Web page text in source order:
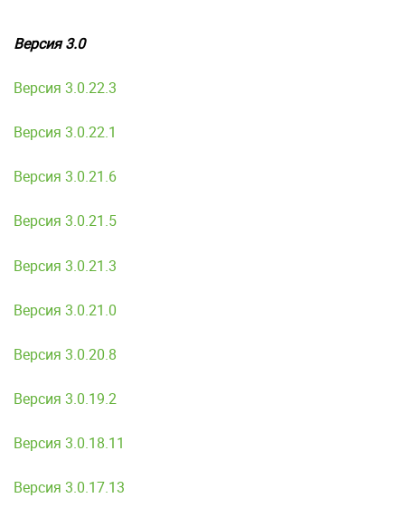
Версия 3.0
Версия 3.0.22.3
Версия 3.0.22.1
Версия 3.0.21.6
Версия 3.0.21.5
Версия 3.0.21.3
Версия 3.0.21.0
Версия 3.0.20.8
Версия 3.0.19.2
Версия 3.0.18.11
Версия 3.0.17.13